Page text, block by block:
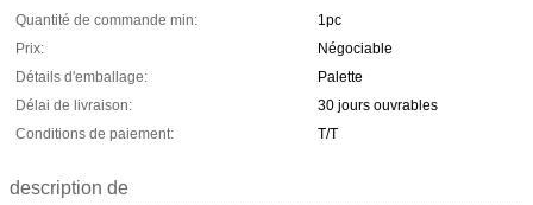
Quantité de commande min:
1pc
Prix:
Négociable
Détails d'emballage:
Palette
Délai de livraison:
30 jours ouvrables
Conditions de paiement:
T/T
description de